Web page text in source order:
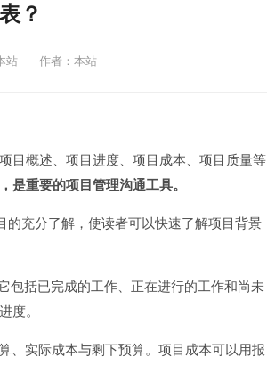
？
站 作者：本站
目概述、项目进度、项目成本、项目质量等
是重要的项目管理沟通工具。
充分了解，使读者可以快速了解项目背景
包括已完成的工作、正在进行的工作和尚未
度。
、实际成本与剩下预算。项目成本可以用报